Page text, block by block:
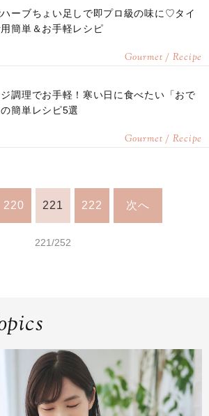
ーブちょい足しで即プロ級の味に♡タイ
用簡単＆お手軽レシピ
Gourmet / Recipe
ジ調理でお手軽！寒い日に食べたい「おで
簡単レシピ5選
Gourmet / Recipe
220 221 222 次へ
221/252